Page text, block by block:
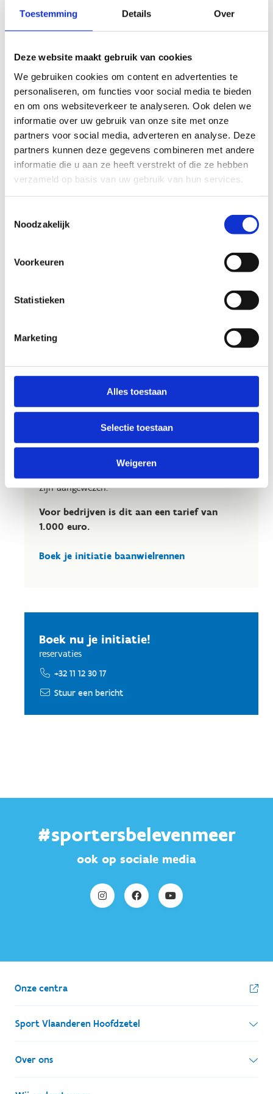
Toestemming Details Over
Deze website maakt gebruik van cookies
We gebruiken cookies om content en advertenties te
personaliseren, om functies voor social media te bieden
en om ons websiteverkeer te analyseren. Ook delen we
informatie over uw gebruik van onze site met onze
partners voor social media, adverteren en analyse. Deze
partners kunnen deze gegevens combineren met andere
informatie die u aan ze heeft verstrekt of die ze hebben
verzameld op basis van uw gebruik van hun services.
Noodzakelijk
Voorkeuren
Statistieken
Marketing
Alles toestaan
Selectie toestaan
Weigeren
Beleef met jebedrijfde unieke kick van het
baanwielrennen!
Wil je je team op een originele en sportieve
manier samenbrengen? In de Velodroom van
Heusden-Zolder bieden we bedrijven de kans om
exclusiefkennis te maken met het
baanwielrennen. Onder de veilige en
enthousiaste begeleiding van een initiatorvan
Dankzij de
deelnemen en genieten van deze unieke ervaring
Wie weet schuilt er in jouw collega wel de
Hetinitiatiepakket
gebruik van Ridley pistefietsen in diverse
helmen en insteekpedalen inbegrepen
gebruik kleedkamers en douches
Max. 25 deelnemers
zijn aangewezen.
Voor bedrijven is dit aan een tarief van
1.000 euro.
Boek je initiatie baanwielrennen
Boek nu je initiatie!
reservaties
+32 11 12 30 17
Stuur een bericht
#sportersbelevenmeer
ook op sociale media
Onze centra
Sport Vlaanderen Hoofdzetel
Simon Bolivarlaan 17
1000 Brussel
Over ons
Wie zijn we, wat doen we